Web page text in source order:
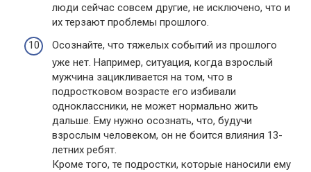
люди сейчас совсем другие, не исключено, что и
их терзают проблемы прошлого.
Осознайте, что тяжелых событий из прошлого
уже нет. Например, ситуация, когда взрослый
мужчина зацикливается на том, что в
подростковом возрасте его избивали
одноклассники, не может нормально жить
дальше. Ему нужно осознать, что, будучи
взрослым человеком, он не боится влияния 13-
летних ребят.
Кроме того, те подростки, которые наносили ему